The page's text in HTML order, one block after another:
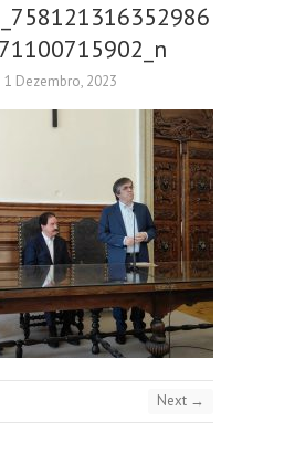
1 Dezembro, 2023
Next →